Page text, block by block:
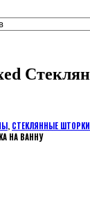
, СТЕКЛЯННЫЕ
НА ВАННУ